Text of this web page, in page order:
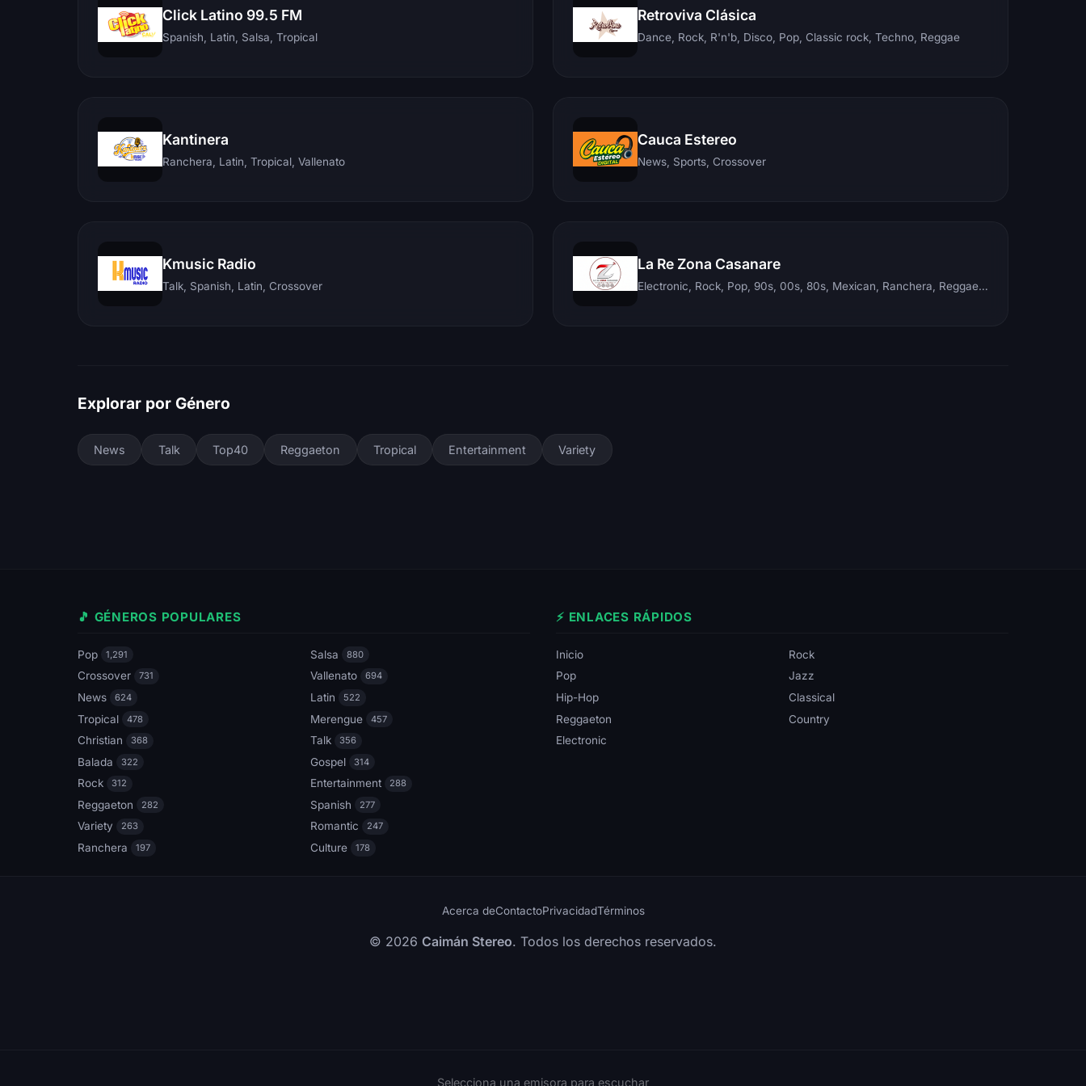
Click Latino 99.5 FM
Spanish, Latin, Salsa, Tropical
Retroviva Clásica
Dance, Rock, R'n'b, Disco, Pop, Classic rock, Techno, Reggae
Kantinera
Ranchera, Latin, Tropical, Vallenato
Cauca Estereo
News, Sports, Crossover
Kmusic Radio
Talk, Spanish, Latin, Crossover
La Re Zona Casanare
Electronic, Rock, Pop, 90s, 00s, 80s, Mexican, Ranchera, Reggaeton, Instrumental, Salsa, Merengue, Tropical, Romantic, Vallenato, Llanera
Explorar por Género
News Talk Top40 Reggaeton Tropical Entertainment Variety
🎵 GÉNEROS POPULARES
Pop 1,291 Salsa 880
Crossover 731 Vallenato 694
News 624 Latin 522
Tropical 478 Merengue 457
Christian 368 Talk 356
Balada 322 Gospel 314
Rock 312 Entertainment 288
Reggaeton 282 Spanish 277
Variety 263 Romantic 247
Ranchera 197 Culture 178
⚡ ENLACES RÁPIDOS
Inicio
Rock
Pop
Jazz
Hip-Hop
Classical
Reggaeton
Country
Electronic
Acerca deContactoPrivacidadTérminos
© 2026 Caimán Stereo. Todos los derechos reservados.
Selecciona una emisora para escuchar